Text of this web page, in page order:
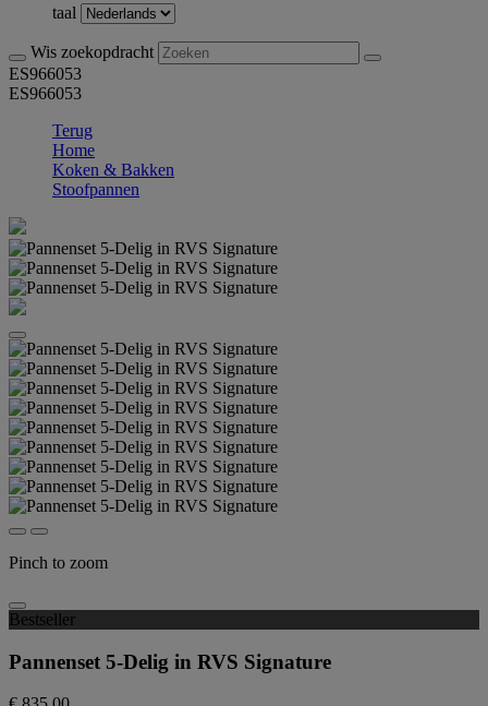
taal
Wis zoekopdracht
ES966053
ES966053
Terug
Home
Koken & Bakken
Stoofpannen
Pinch to zoom
Bestseller
Pannenset 5-Delig in RVS Signature